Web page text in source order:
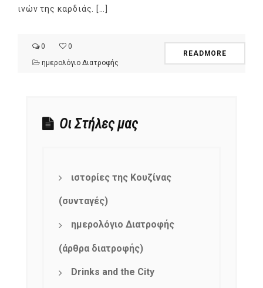
ινών της καρδιάς. […]
0
0
ημερολόγιο Διατροφής
READMORE
Οι Στήλες μας
ιστορίες της Κουζίνας
(συνταγές)
ημερολόγιο Διατροφής
(άρθρα διατροφής)
Drinks and the City